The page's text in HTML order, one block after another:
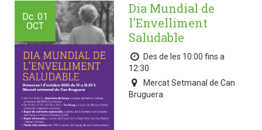
Dc. 01
OCT
Dia Mundial de
l'Envelliment
Saludable
Des de les 10:00 fins a
12:30
Mercat Setmanal de Can
Bruguera